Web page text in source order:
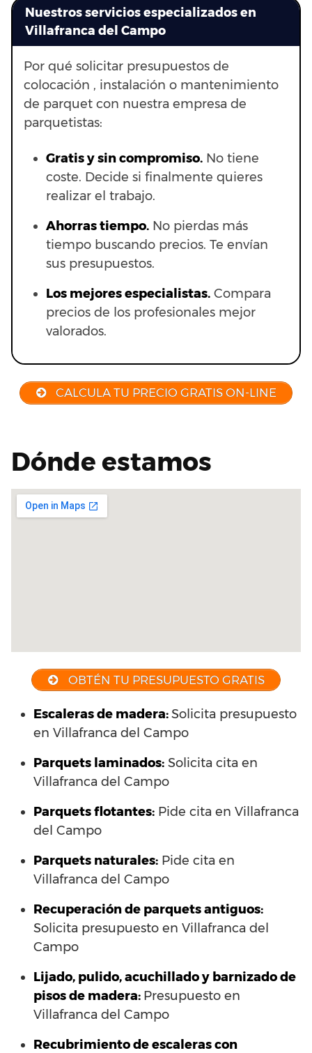
Nuestros servicios especializados en
Villafranca del Campo
Por qué solicitar presupuestos de
colocación , instalación o mantenimiento
de parquet con nuestra empresa de
parquetistas:
Gratis y sin compromiso. No tiene
coste. Decide si finalmente quieres
realizar el trabajo.
Ahorras tiempo. No pierdas más
tiempo buscando precios. Te envían
sus presupuestos.
Los mejores especialistas. Compara
precios de los profesionales mejor
valorados.
CALCULA TU PRECIO GRATIS ON-LINE
Dónde estamos
OBTÉN TU PRESUPUESTO GRATIS
Escaleras de madera:Solicita presupuesto
en Villafranca del Campo
Parquets laminados: Solicita cita en
Villafranca del Campo
Parquets flotantes: Pide cita en Villafranca
del Campo
Parquets naturales: Pide cita en
Villafranca del Campo
Recuperación de parquets antiguos:
Solicita presupuesto en Villafranca del
Campo
Lijado, pulido, acuchillado y barnizado de
pisos de madera: Presupuesto en
Villafranca del Campo
Recubrimiento de escaleras con